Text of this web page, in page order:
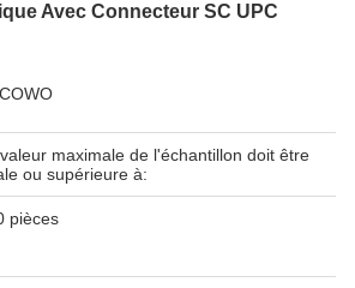
Avec Connecteur SC UPC
maximale de l'échantillon doit être
ou supérieure à:
pièces